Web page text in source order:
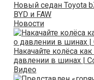
Новый седан Toyota
BYD и FAW
Новости
Накачайте колёса
давлении в шинах |
Видео